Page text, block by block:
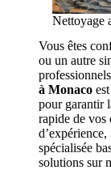
Nettoyage
Vous êtes
ou un autre
à Monaco
pour garantir
rapide de vos
d’expérience,
spécialisée
solutions sur